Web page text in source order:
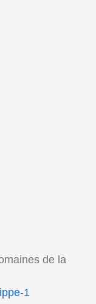
de la
1